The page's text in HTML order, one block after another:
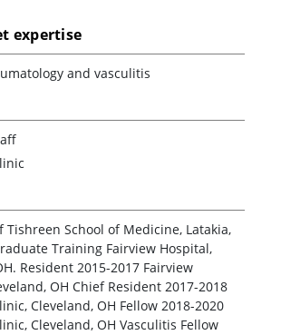
expertise
and vasculitis
Tishreen School of Medicine, Latakia,
Training Fairview Hospital,
Resident 2015-2017 Fairview
OH Chief Resident 2017-2018
Cleveland, OH Fellow 2018-2020
Cleveland, OH Vasculitis Fellow